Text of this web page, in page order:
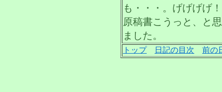
も・・・。げげげげ
原稿書こうっと、と
ました。
トップ 日記の目次 前の